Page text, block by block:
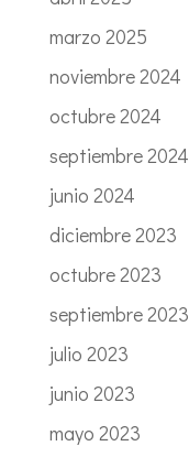
marzo 2025
noviembre 2024
octubre 2024
septiembre 2024
junio 2024
diciembre 2023
octubre 2023
septiembre 2023
julio 2023
junio 2023
mayo 2023